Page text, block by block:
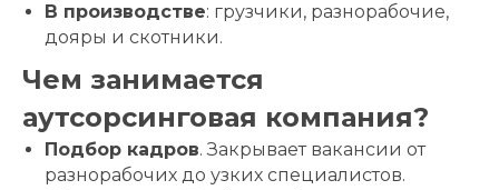
В производстве: грузчики, разнорабочие,
дояры и скотники.
Чем занимается
аутсорсинговая компания?
Подбор кадров. Закрывает вакансии от
разнорабочих до узких специалистов.